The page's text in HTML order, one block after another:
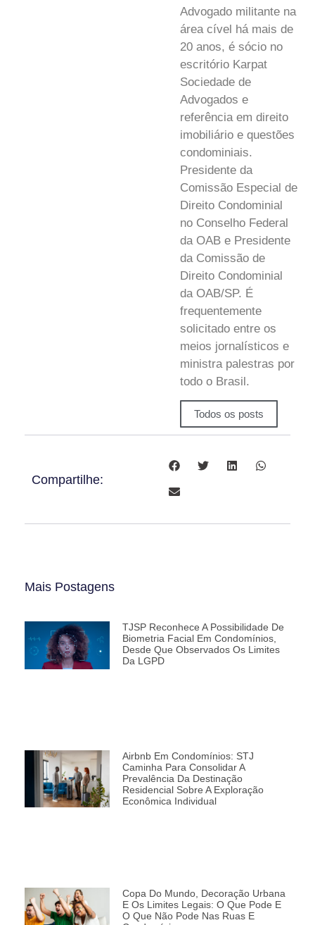
Advogado militante na
área cível há mais de
20 anos, é sócio no
escritório Karpat
Sociedade de
Advogados e
referência em direito
imobiliário e questões
condominiais.
Presidente da
Comissão Especial de
Direito Condominial
no Conselho Federal
da OAB e Presidente
da Comissão de
Direito Condominial
da OAB/SP. É
frequentemente
solicitado entre os
meios jornalísticos e
ministra palestras por
todo o Brasil.
Todos os posts
Compartilhe:
Mais Postagens
TJSP Reconhece A Possibilidade De
Biometria Facial Em Condomínios,
Desde Que Observados Os Limites
Da LGPD
Airbnb Em Condomínios: STJ
Caminha Para Consolidar A
Prevalência Da Destinação
Residencial Sobre A Exploração
Econômica Individual
Copa Do Mundo, Decoração Urbana
E Os Limites Legais: O Que Pode E
O Que Não Pode Nas Ruas E